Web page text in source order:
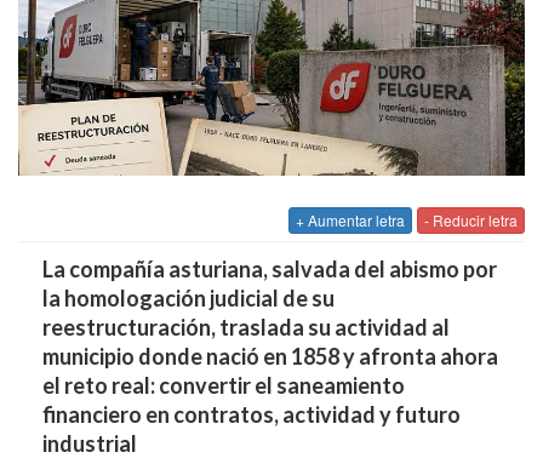
+ Aumentar letra - Reducir letra
La compañía asturiana, salvada del abismo por
la homologación judicial de su
reestructuración, traslada su actividad al
municipio donde nació en 1858 y afronta ahora
el reto real: convertir el saneamiento
financiero en contratos, actividad y futuro
industrial